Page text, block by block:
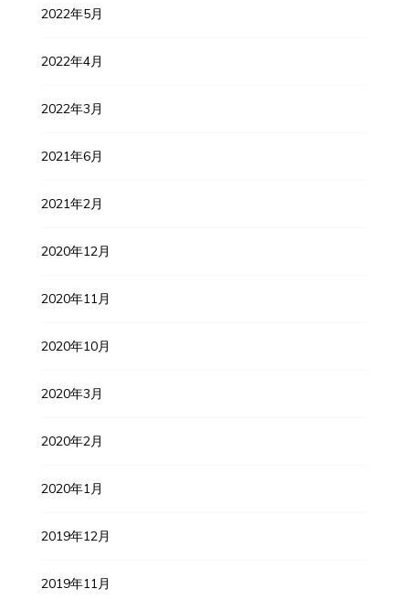
2022年5月
2022年4月
2022年3月
2021年6月
2021年2月
2020年12月
2020年11月
2020年10月
2020年3月
2020年2月
2020年1月
2019年12月
2019年11月